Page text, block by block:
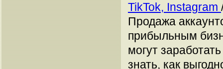
TikTok, Instagram
Продажа
прибыльным
могут
знать, как